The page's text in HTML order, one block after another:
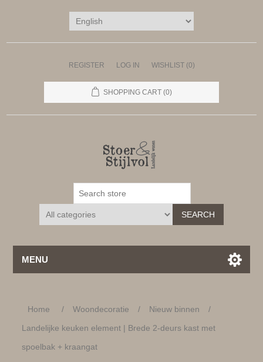
REGISTER LOG IN WISHLIST (0)
SHOPPING CART (0)
SEARCH
MENU
Home / Woondecoratie / Nieuw binnen
/
Landelijke keuken element | Brede 2-deurs kast met
spoelbak + kraangat